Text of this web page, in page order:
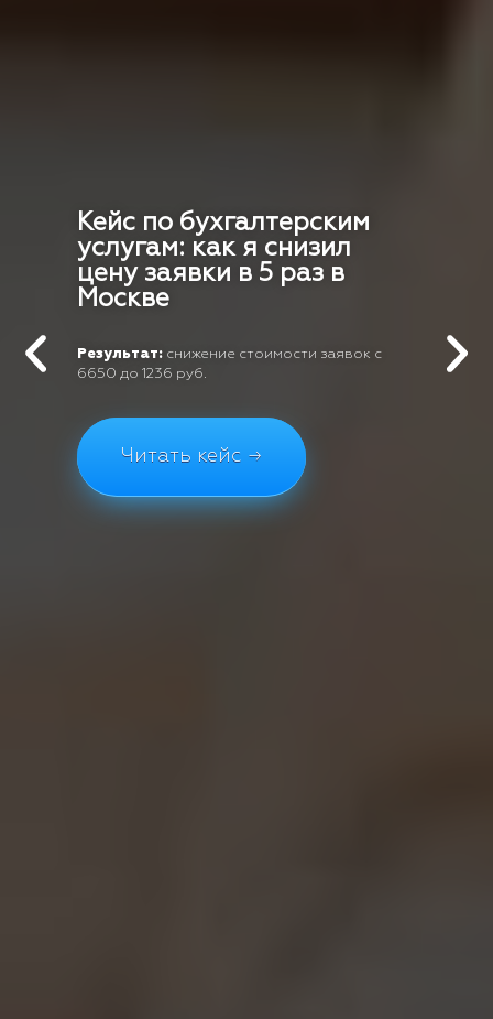
Кейс по бухгалтерским
услугам: как я снизил
цену заявки в 5 раз в
Москве
Результат: снижение стоимости заявок с
6650 до 1236 руб.
Читать кейс →